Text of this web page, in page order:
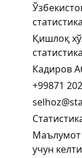
Қишлоқ
Кадиров
+99871
Маълумот
учун